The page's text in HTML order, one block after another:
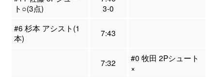
ト○(3点)
3-0
#6 杉本 アシスト(1
本)
7:43
7:32
#0 牧田 2Pシュート
×